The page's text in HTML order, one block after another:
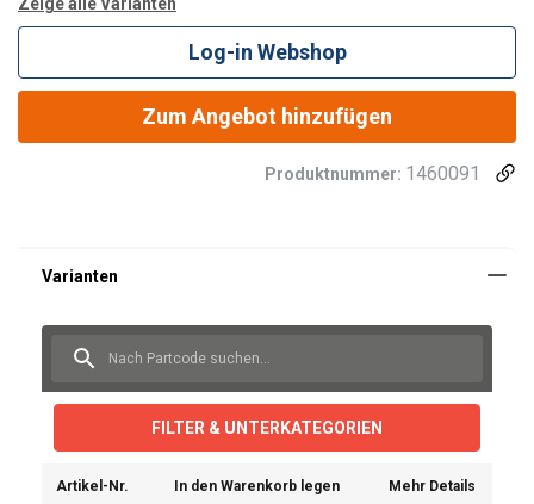
Log-in Webshop
Zum Angebot hinzufügen
Produktnummer: 1460091
FILTER & UNTERKATEGORIEN
Artikel-Nr. In den Warenkorb legen Mehr Details